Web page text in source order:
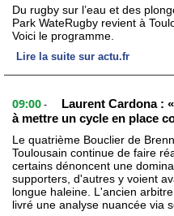
Du rugby sur l’eau et des
Park WateRugby revient à
Voici le programme.
Lire la suite sur actu.fr
09:00 -
Laurent Cardona :
à mettre un cycle en place
Le quatrième Bouclier de
Toulousain continue de faire
certains dénoncent une
supporters, d'autres y voient
longue haleine. L'ancien
livré une analyse nuancée via